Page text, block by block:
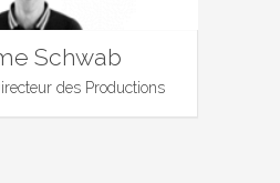
Schwab
des Productions